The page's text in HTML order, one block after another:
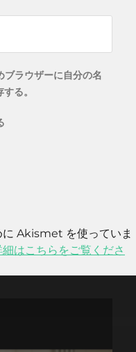
ブラウザーに自分の名
る。
に Akismet を使っていま
はこちらをご覧くださ